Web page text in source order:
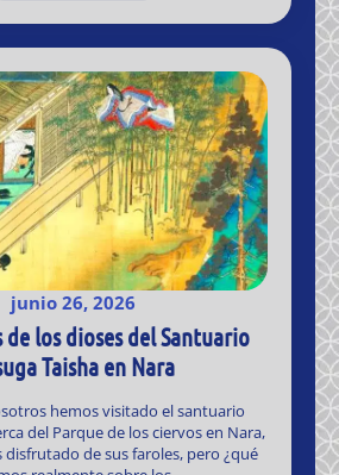
los dioses del Santuario
Taisha en Nara
junio 26, 2026
hemos visitado el santuario
del Parque de los ciervos en Nara,
disfrutado de sus faroles, pero ¿qué